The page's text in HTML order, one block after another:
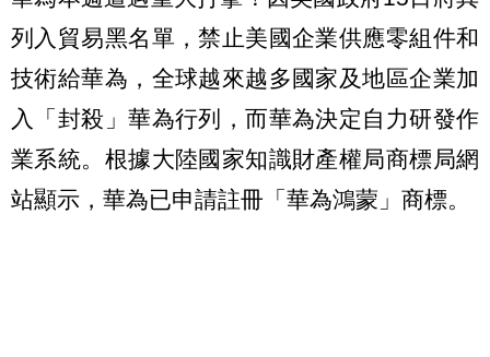
列入貿易黑名單，禁止美國企業供應零組件和
技術給華為，全球越來越多國家及地區企業加
入「封殺」華為行列，而華為決定自力研發作
業系統。根據大陸國家知識財產權局商標局網
站顯示，華為已申請註冊「華為鴻蒙」商標。